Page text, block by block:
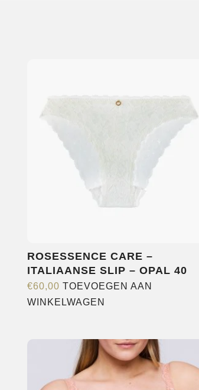
ROSESSENCE CARE –
ITALIAANSE SLIP – OPAL 40
€60,00 TOEVOEGEN AAN
WINKELWAGEN